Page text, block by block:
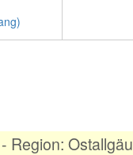
Region: Ostallgäu